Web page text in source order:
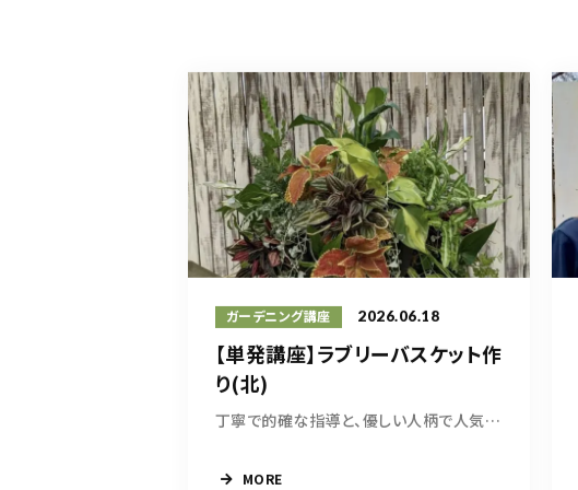
ガーデニング講座 2026.06.18
【単発講座】ラブリーバスケット作
り(北)
丁寧で的確な指導と、優しい人柄で人気の北先生...
MORE